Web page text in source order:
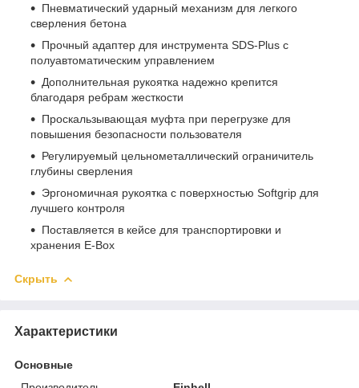
Пневматический ударный механизм для легкого
сверления бетона
Прочный адаптер для инструмента SDS-Plus с
полуавтоматическим управлением
Дополнительная рукоятка надежно крепится
благодаря ребрам жесткости
Проскальзывающая муфта при перегрузке для
повышения безопасности пользователя
Регулируемый цельнометаллический ограничитель
глубины сверления
Эргономичная рукоятка с поверхностью Softgrip для
лучшего контроля
Поставляется в кейсе для транспортировки и
хранения E-Box
Скрыть
Характеристики
Основные